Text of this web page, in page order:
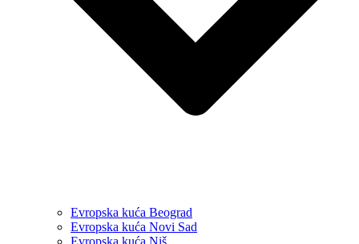
Evropska kuća Beograd
Evropska kuća Novi Sad